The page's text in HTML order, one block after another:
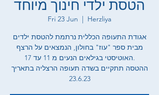
הטסת ילדי חינוך מיוחד
Fri 23 Jun
  |
Herzliya
אגודת התעופה הכללית נרתמת להטסת ילדים
מבית ספר "עוז" בחולון, הנמצאים על הרצף
האוטיסטי בגילאים הנעים מ 11 עד 17.
ההטסה תתקיים בשדה תעופה הרצליה בתאריך
23.6.23